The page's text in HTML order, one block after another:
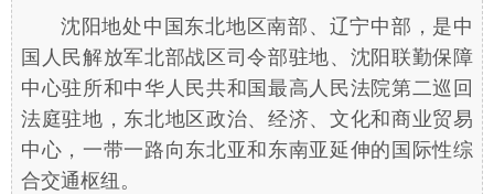
沈阳地处中国东北地区南部、辽宁中部，是中
国人民解放军北部战区司令部驻地、沈阳联勤保障
中心驻所和中华人民共和国最高人民法院第二巡回
法庭驻地，东北地区政治、经济、文化和商业贸易
中心，一带一路向东北亚和东南亚延伸的国际性综
合交通枢纽。